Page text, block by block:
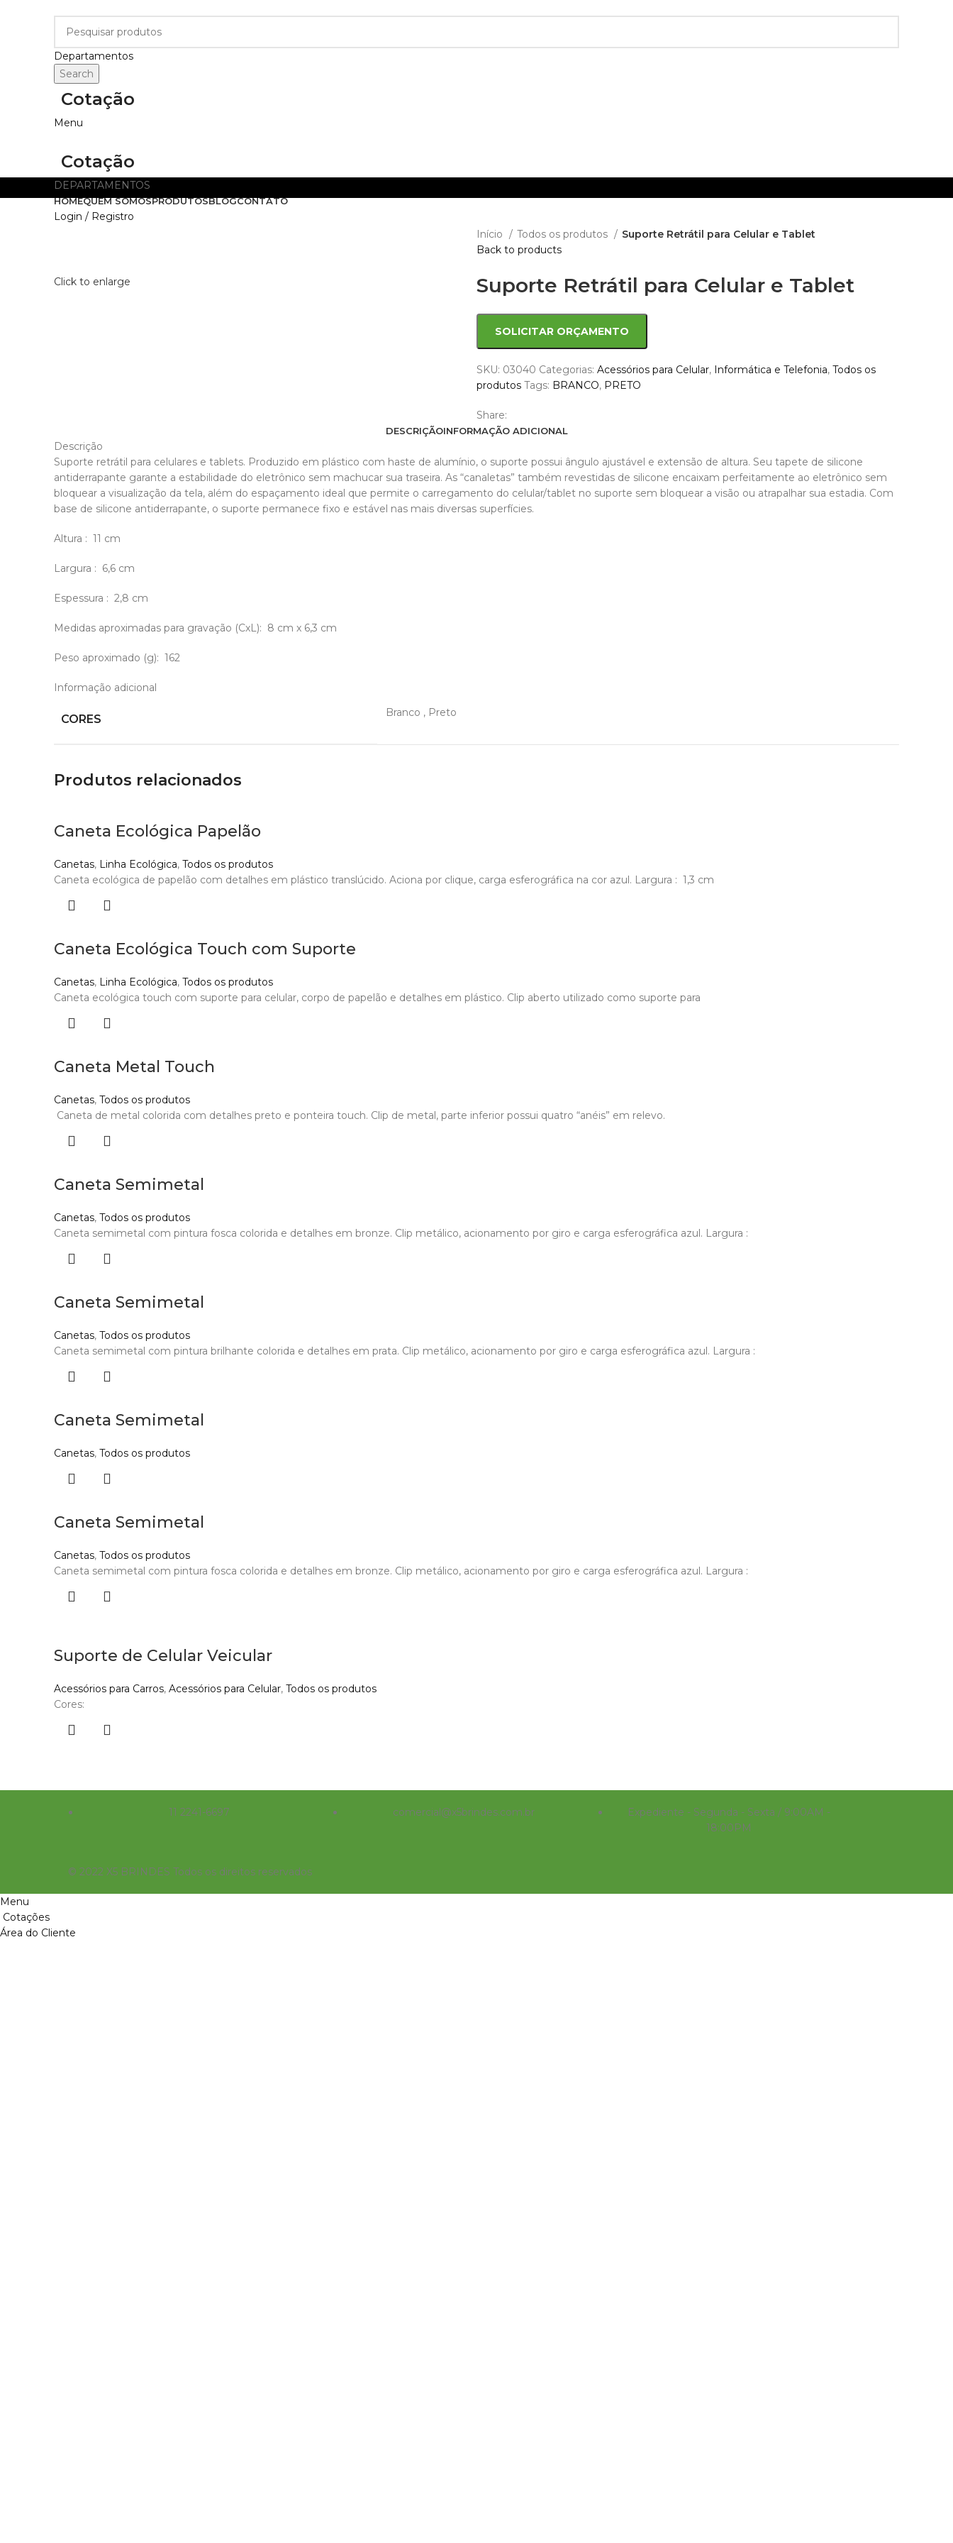
Departamentos
Search
Cotação
Menu
Cotação
DEPARTAMENTOS
HOMEQUEM SOMOSPRODUTOSBLOGCONTATO
Login / Registro
Click to enlarge
Início Todos os produtos
Suporte Retrátil para Celular e Tablet
Back to products
Suporte Retrátil para Celular e Tablet
SOLICITAR ORÇAMENTO
SKU: 03040 Categorias: Acessórios para Celular, Informática e Telefonia, Todos os
produtos Tags: BRANCO, PRETO
Share:
DESCRIÇÃOINFORMAÇÃO ADICIONAL
Descrição
Suporte retrátil para celulares e tablets. Produzido em plástico com haste de alumínio, o suporte possui ângulo ajustável e extensão de altura. Seu tapete de silicone
antiderrapante garante a estabilidade do eletrônico sem machucar sua traseira. As “canaletas” também revestidas de silicone encaixam perfeitamente ao eletrônico sem
bloquear a visualização da tela, além do espaçamento ideal que permite o carregamento do celular/tablet no suporte sem bloquear a visão ou atrapalhar sua estadia. Com
base de silicone antiderrapante, o suporte permanece fixo e estável nas mais diversas superfícies.
Altura : 11 cm
Largura : 6,6 cm
Espessura : 2,8 cm
Medidas aproximadas para gravação (CxL): 8 cm x 6,3 cm
Peso aproximado (g): 162
Informação adicional
CORES Branco , Preto
Produtos relacionados
Caneta Ecológica Papelão
Canetas, Linha Ecológica, Todos os produtos
Caneta ecológica de papelão com detalhes em plástico translúcido. Aciona por clique, carga esferográfica na cor azul. Largura : 1,3 cm
Caneta Ecológica Touch com Suporte
Canetas, Linha Ecológica, Todos os produtos
Caneta ecológica touch com suporte para celular, corpo de papelão e detalhes em plástico. Clip aberto utilizado como suporte para
Caneta Metal Touch
Canetas, Todos os produtos
Caneta de metal colorida com detalhes preto e ponteira touch. Clip de metal, parte inferior possui quatro “anéis” em relevo.
Caneta Semimetal
Canetas, Todos os produtos
Caneta semimetal com pintura fosca colorida e detalhes em bronze. Clip metálico, acionamento por giro e carga esferográfica azul. Largura :
Caneta Semimetal
Canetas, Todos os produtos
Caneta semimetal com pintura brilhante colorida e detalhes em prata. Clip metálico, acionamento por giro e carga esferográfica azul. Largura :
Caneta Semimetal
Canetas, Todos os produtos
Caneta Semimetal
Canetas, Todos os produtos
Caneta semimetal com pintura fosca colorida e detalhes em bronze. Clip metálico, acionamento por giro e carga esferográfica azul. Largura :
Suporte de Celular Veicular
Acessórios para Carros, Acessórios para Celular, Todos os produtos
Cores:
11 2241-6697 comercial@x5brindes.com.br
Expediente - Segunda - Sexta / 9:00AM -
18:00PM
© 2022 X5 BRINDES Todos os direitos reservados
Menu
Cotações
Área do Cliente